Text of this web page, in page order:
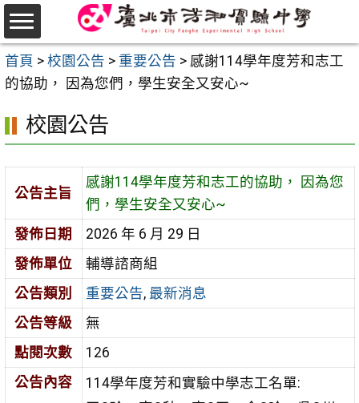
跳
至
主
要
區
首頁 > 校園公告 > 重要公告 > 感謝114學年度芳和志工
的協助， 因為您們，學生安全又安心~
校園公告
公告主旨
感謝114學年度芳和志工的協助， 因為您
們，學生安全又安心~
發佈日期
2026 年 6 月 29 日
發佈單位
輔導諮商組
公告類別
重要公告, 最新消息
公告等級
無
點閱次數
126
公告內容
114學年度芳和實驗中學志工名單:
選
單